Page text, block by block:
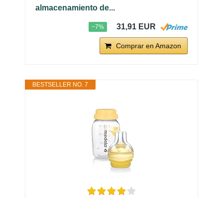
almacenamiento de...
−7% 31,91 EUR
Comprar en Amazon
BESTSELLER NO. 7